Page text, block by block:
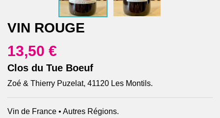
VIN ROUGE
13,50 €
Clos du Tue Boeuf
Zoé & Thierry Puzelat, 41120 Les Montils.
Vin de France • Autres Régions.